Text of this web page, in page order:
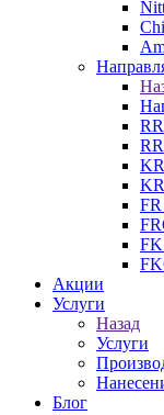
FR
Акции
Услуги
Назад
Услуги
Блог